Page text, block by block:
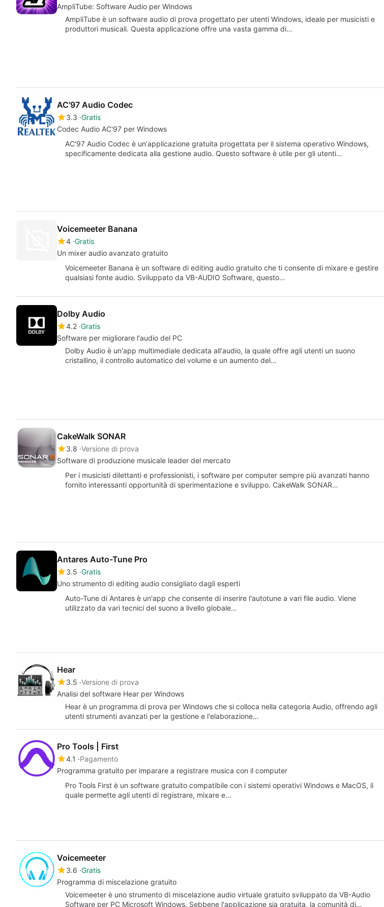
AmpliTube: Software Audio per Windows
AmpliTube è un software audio di prova progettato per utenti Windows, ideale per musicisti e
produttori musicali. Questa applicazione offre una vasta gamma di…
AC'97 Audio Codec
3.3 Gratis
Codec Audio AC'97 per Windows
AC'97 Audio Codec è un'applicazione gratuita progettata per il sistema operativo Windows,
specificamente dedicata alla gestione audio. Questo software è utile per gli utenti…
Voicemeeter Banana
4 Gratis
Un mixer audio avanzato gratuito
Voicemeeter Banana è un software di editing audio gratuito che ti consente di mixare e gestire
qualsiasi fonte audio. Sviluppato da VB-AUDIO Software, questo…
Dolby Audio
4.2 Gratis
Software per migliorare l'audio del PC
Dolby Audio è un'app multimediale dedicata all'audio, la quale offre agli utenti un suono
cristallino, il controllo automatico del volume e un aumento del…
CakeWalk SONAR
3.8 Versione di prova
Software di produzione musicale leader del mercato
Per i musicisti dilettanti e professionisti, i software per computer sempre più avanzati hanno
fornito interessanti opportunità di sperimentazione e sviluppo. CakeWalk SONAR…
Antares Auto-Tune Pro
3.5 Gratis
Uno strumento di editing audio consigliato dagli esperti
Auto-Tune di Antares è un'app che consente di inserire l'autotune a vari file audio. Viene
utilizzato da vari tecnici del suono a livello globale…
Hear
3.5 Versione di prova
Analisi del software Hear per Windows
Hear è un programma di prova per Windows che si colloca nella categoria Audio, offrendo agli
utenti strumenti avanzati per la gestione e l'elaborazione…
Pro Tools | First
4.1
Pagamento
Programma gratuito per imparare a registrare musica con il computer
Pro Tools First è un software gratuito compatibile con i sistemi operativi Windows e MacOS, il
quale permette agli utenti di registrare, mixare e…
Voicemeeter
3.6 Gratis
Programma di miscelazione gratuito
Voicemeeter è uno strumento di miscelazione audio virtuale gratuito sviluppato da VB-Audio
Software per PC Microsoft Windows. Sebbene l'applicazione sia gratuita, la comunità di…